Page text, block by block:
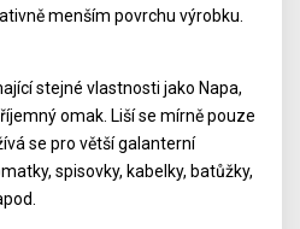
menším povrchu výrobku.
stejné vlastnosti jako Napa,
omak. Liší se mírně pouze
se pro větší galanterní
spisovky, kabelky, batůžky,